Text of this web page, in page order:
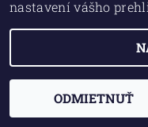
nastavení vášho
ODMIETNUŤ